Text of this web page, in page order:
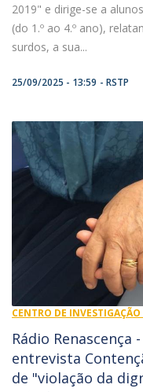
2019" e dirige-se a
(do 1.º ao 4.º ano),
surdos, a sua...
25/09/2025 - 13:59 RSTP
CENTRO DE
Rádio Renascença
entrevista
de "violação da